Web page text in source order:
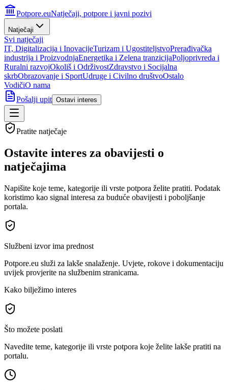
Potpore.euNatječaji, potpore i javni pozivi
Natječaji
Svi natječaji
IT, Digitalizacija i InovacijeTurizam i UgostiteljstvoPrerađivačka
industrija i ProizvodnjaEnergetika i Zelena tranzicijaPoljoprivreda i
Ruralni razvojOkoliš i OdrživostZdravstvo i Socijalna
skrbObrazovanje i SportUdruge i Civilno društvoOstalo
VodičiO nama
Pošalji upit Ostavi interes
Pratite natječaje
Ostavite interes za obavijesti o
natječajima
Napišite koje teme, kategorije ili vrste potpora želite pratiti. Podatak
koristimo kao signal interesa za buduće obavijesti i poboljšanje
portala.
Službeni izvor ima prednost
Potpore.eu služi za lakše snalaženje. Uvjete, rokove i dokumentaciju
uvijek provjerite na službenim stranicama.
Kako bilježimo interes
Što možete poslati
Navedite teme, kategorije ili vrste potpora koje želite lakše pratiti na
portalu.